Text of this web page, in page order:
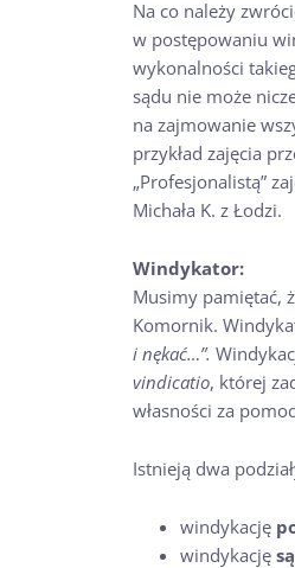
Na co należy
w postępowaniu
wykonalności
sądu nie może
na zajmowanie
przykład zajęcia
„Profesjonalistą”
Michała K. z Łodzi.
Windykator:
Musimy pamiętać,
Komornik.
i nękać…”.
vindicatio, której
własności za
Istnieją dwa
windykację
windykację